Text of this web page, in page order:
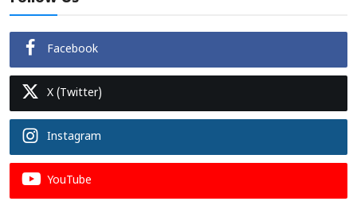
Facebook
X (Twitter)
Instagram
YouTube